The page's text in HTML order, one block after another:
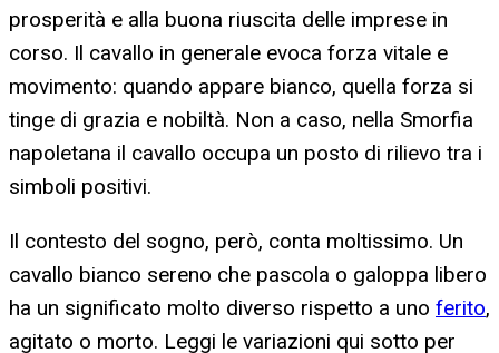
prosperità e alla buona riuscita delle imprese in
corso. Il cavallo in generale evoca forza vitale e
movimento: quando appare bianco, quella forza si
tinge di grazia e nobiltà. Non a caso, nella Smorfia
napoletana il cavallo occupa un posto di rilievo tra i
simboli positivi.
Il contesto del sogno, però, conta moltissimo. Un
cavallo bianco sereno che pascola o galoppa libero
ha un significato molto diverso rispetto a uno ferito,
agitato o morto. Leggi le variazioni qui sotto per